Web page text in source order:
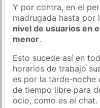
Y por contra, en el
madrugada hasta
nivel de usuarios en
menor.
Esto sucede así en
horarios de trabajo
es por la tarde-noche
de tiempo libre para
ocio, como es el chat.